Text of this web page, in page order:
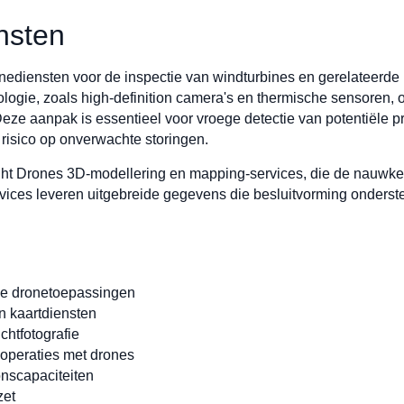
voor de inspectie van windturbines en gerelateerde
zoals high-definition camera's en thermische sensoren,
aanpak is essentieel voor vroege detectie van potentiële
op onverwachte storingen.
Drones 3D-modellering en mapping-services, die de
leveren uitgebreide gegevens die besluitvorming
dronetoepassingen
kaartdiensten
met drones